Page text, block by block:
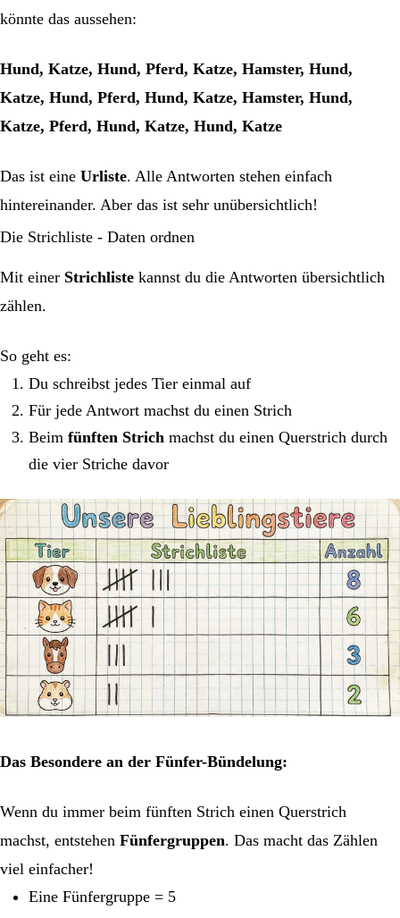
könnte das aussehen:
Hund, Katze, Hund, Pferd, Katze, Hamster, Hund,
Katze, Hund, Pferd, Hund, Katze, Hamster, Hund,
Katze, Pferd, Hund, Katze, Hund, Katze
Das ist eine Urliste. Alle Antworten stehen einfach
hintereinander. Aber das ist sehr unübersichtlich!
Die Strichliste - Daten ordnen
Mit einer Strichliste kannst du die Antworten übersichtlich
zählen.
So geht es:
Du schreibst jedes Tier einmal auf
Für jede Antwort machst du einen Strich
Beim fünften Strich machst du einen Querstrich durch
die vier Striche davor
Das Besondere an der Fünfer-Bündelung:
Wenn du immer beim fünften Strich einen Querstrich
machst, entstehen Fünfergruppen. Das macht das Zählen
viel einfacher!
Eine Fünfergruppe = 5